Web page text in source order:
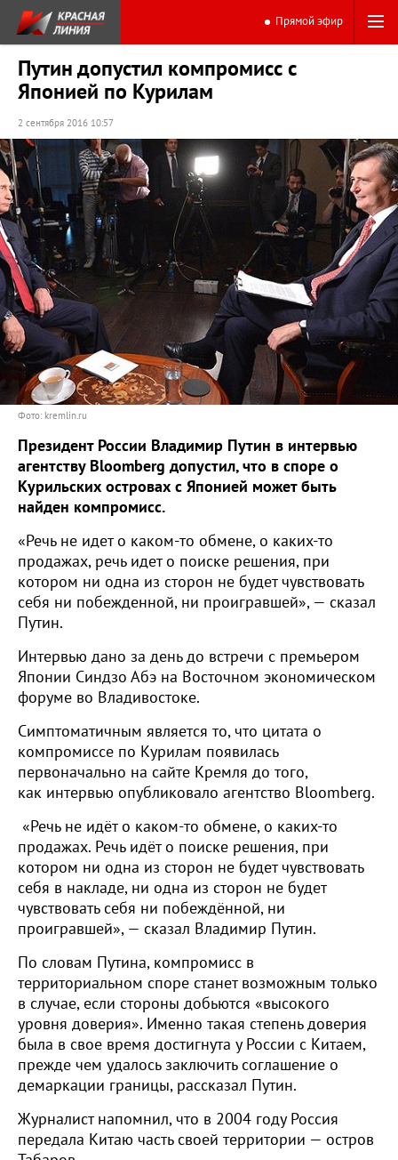
Прямой эфир
Путин допустил компромисс с
Японией по Курилам
2 сентября 2016 10:57
Фото: kremlin.ru
Президент России Владимир Путин в интервью
агентству Bloomberg допустил, что в споре о
Курильских островах с Японией может быть
найден компромисс.
«Речь не идет о каком-то обмене, о каких-то
продажах, речь идет о поиске решения, при
котором ни одна из сторон не будет чувствовать
себя ни побежденной, ни проигравшей», — сказал
Путин.
Интервью дано за день до встречи с премьером
Японии Синдзо Абэ на Восточном экономическом
форуме во Владивостоке.
Симптоматичным является то, что цитата о
компромиссе по Курилам появилась
первоначально на сайте Кремля до того,
как интервью опубликовало агентство Bloomberg.
«Речь не идёт о каком‑то обмене, о каких‑то
продажах. Речь идёт о поиске решения, при
котором ни одна из сторон не будет чувствовать
себя в накладе, ни одна из сторон не будет
чувствовать себя ни побеждённой, ни
проигравшей», — сказал Владимир Путин.
По словам Путина, компромисс в
территориальном споре станет возможным только
в случае, если стороны добьются «высокого
уровня доверия». Именно такая степень доверия
была в свое время достигнута у России с Китаем,
прежде чем удалось заключить соглашение о
демаркации границы, рассказал Путин.
Журналист напомнил, что в 2004 году Россия
передала Китаю часть своей территории — остров